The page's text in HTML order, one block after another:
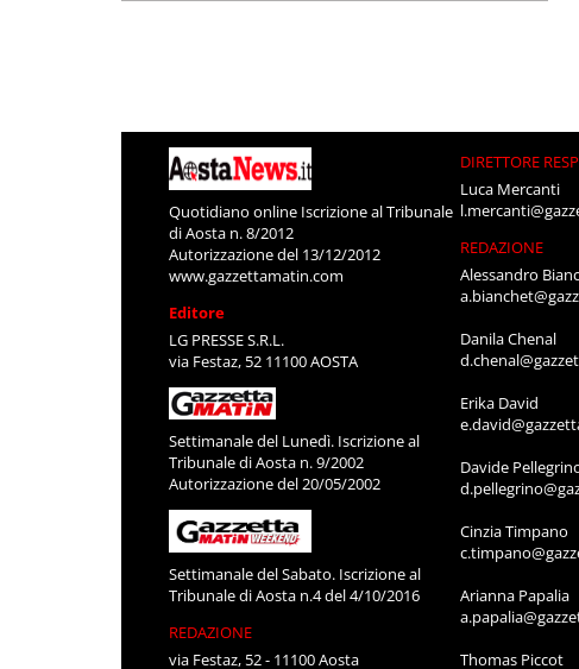
Quotidiano online Iscrizione al Tribunale
di Aosta n. 8/2012
Autorizzazione del 13/12/2012
www.gazzettamatin.com
Editore
LG PRESSE S.R.L.
via Festaz, 52 11100 AOSTA
Settimanale del Lunedì. Iscrizione al
Tribunale di Aosta n. 9/2002
Autorizzazione del 20/05/2002
Settimanale del Sabato. Iscrizione al
Tribunale di Aosta n.4 del 4/10/2016
REDAZIONE
via Festaz, 52 - 11100 Aosta
DIRETTORE
Luca Mercanti
REDAZIONE
Alessandro
Danila Chenal
Erika David
Davide
Cinzia Timpano
Arianna Papalia
Thomas Piccot